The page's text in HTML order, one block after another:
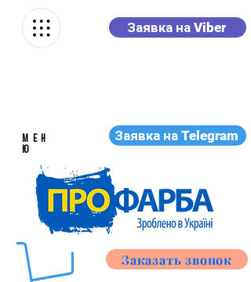
Заявка на Viber
Заявка на Telegram
МЕН
Ю
Заказать звонок